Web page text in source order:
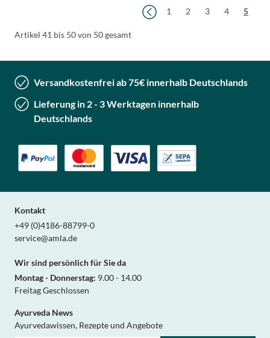
Artikel 41 bis 50 von 50 gesamt
Seite Seite
1 Seite
2 Seite
3 Seite
4 Sie
5
Versandkostenfrei ab 75€ innerhalb Deutschlands
Lieferung in 2 - 3 Werktagen innerhalb
Deutschlands
Kontakt
+49 (0)4186-88799-0
service@amla.de
Wir sind persönlich für Sie da
Montag - Donnerstag: 9.00 - 14.00
Freitag Geschlossen
Ayurveda News
Ayurvedawissen, Rezepte und Angebote